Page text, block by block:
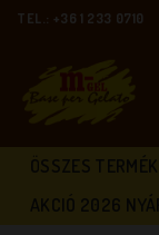
SkipTEL.: +36 1 233 0710
ÖSSZES TERMÉK
AKCIÓ 2026